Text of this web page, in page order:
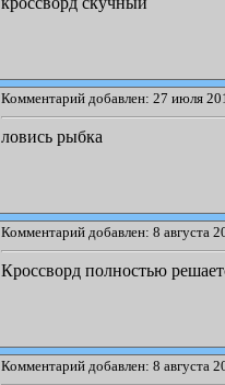
Комментарий добавлен: 27 июля
ловись рыбка
Комментарий добавлен: 8 августа
Кроссворд полностью
Комментарий добавлен: 8 августа